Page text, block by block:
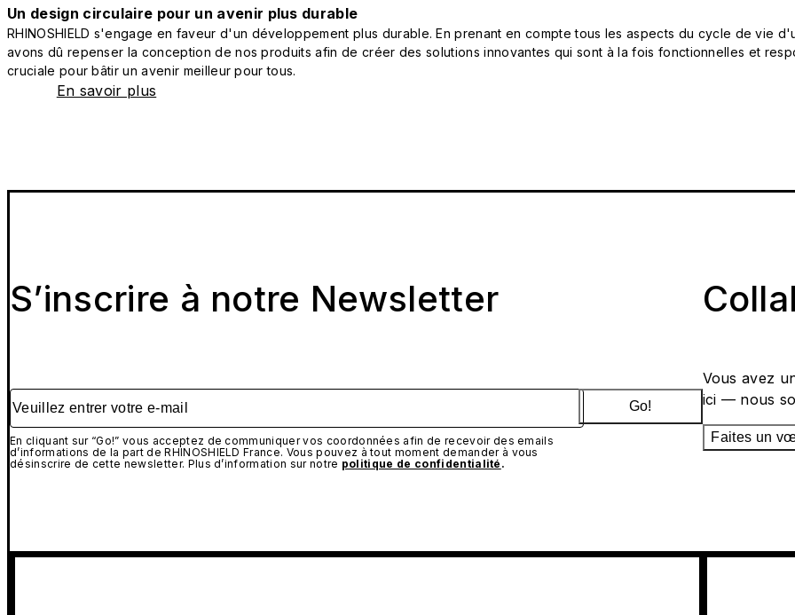
Un design circulaire pour un avenir plus durable
RHINOSHIELD s'engage en faveur d'un développement plus durable. En prenant en compte tous les aspects du cycle de vie
avons dû repenser la conception de nos produits afin de créer des solutions innovantes qui sont à la fois fonctionnelles et
cruciale pour bâtir un avenir meilleur pour tous.
En savoir plus
S’inscrire à notre Newsletter
Veuillez entrer votre e-mail
En cliquant sur “Go!” vous acceptez de communiquer vos coordonnées afin de recevoir des emails
d’informations de la part de RHINOSHIELD France. Vous pouvez à tout moment demander à vous
désinscrire de cette newsletter. Plus d’information sur notre politique de confidentialité .
Go!
Vous avez
ici — nous
Faites un